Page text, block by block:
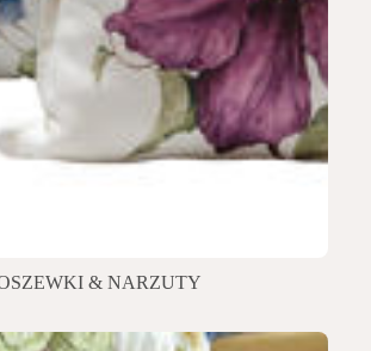
& NARZUTY